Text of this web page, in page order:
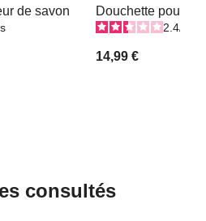
de savon Douchette pour
2.4/
14,99 €
consultés